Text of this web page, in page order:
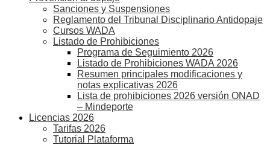
Sanciones y Suspensiones
Reglamento del Tribunal Disciplinario Antidopaje
Cursos WADA
Listado de Prohibiciones
Programa de Seguimiento 2026
Listado de Prohibiciones WADA 2026
Resumen principales modificaciones y
notas explicativas 2026
Lista de prohibiciones 2026 versión ONAD
– Mindeporte
Licencias 2026
Tarifas 2026
Tutorial Plataforma